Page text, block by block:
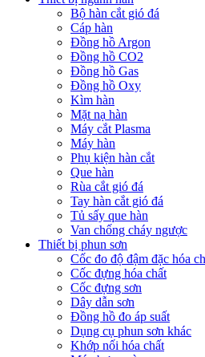
Bộ hàn cắt gió đá
Cáp hàn
Đồng hồ Argon
Đồng hồ CO2
Đồng hồ Gas
Đồng hồ Oxy
Kìm hàn
Mặt nạ hàn
Máy cắt Plasma
Máy hàn
Phụ kiện hàn cắt
Que hàn
Rùa cắt gió đá
Tay hàn cắt gió đá
Tủ sấy que hàn
Van chống cháy ngược
Thiết bị phun sơn
Cốc đo độ đậm đặc hóa
Cốc đựng hóa chất
Cốc đựng sơn
Dây dẫn sơn
Đồng hồ đo áp suất
Dụng cụ phun sơn khác
Khớp nối hóa chất